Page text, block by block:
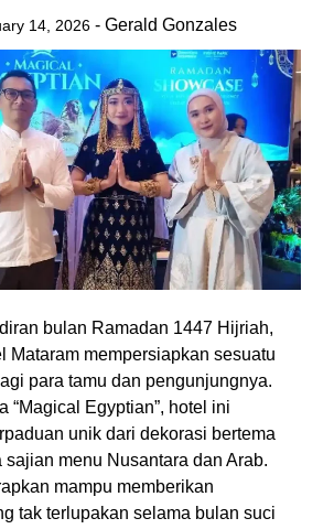
14, 2026 - Gerald Gonzales
bulan Ramadan 1447 Hijriah,
Mataram mempersiapkan sesuatu
para tamu dan pengunjungnya.
“Magical Egyptian”, hotel ini
unik dari dekorasi bertema
sajian menu Nusantara dan Arab.
mampu memberikan
tak terlupakan selama bulan suci